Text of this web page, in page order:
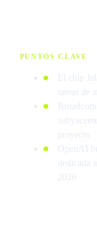
PUNTOS CLAVE
El chip
tareas de
proyecto
OpenAI
dedicada
2026